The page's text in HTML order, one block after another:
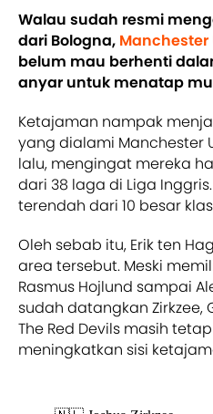
Walau sudah resmi
dari Bologna, Manchester
belum mau berhenti
anyar untuk menatap
Ketajaman nampak
yang dialami Manchester
lalu, mengingat mereka
dari 38 laga di Liga
terendah dari 10 besar
Oleh sebab itu, Erik ten
area tersebut. Meski
Rasmus Hojlund sampai
sudah datangkan
The Red Devils masih
meningkatkan sisi